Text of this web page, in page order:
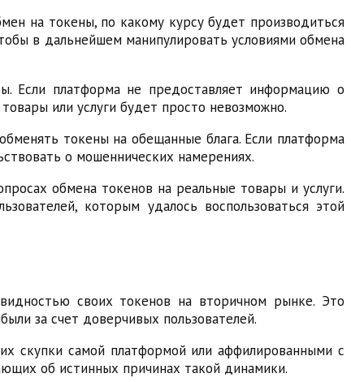
на токены, по какому курсу будет производиться
в дальнейшем манипулировать условиями обмена
Если платформа не предоставляет информацию о
или услуги будет просто невозможно.
токены на обещанные блага. Если платформа
о мошеннических намерениях.
обмена токенов на реальные товары и услуги.
которым удалось воспользоваться этой
своих токенов на вторичном рынке. Это
за счет доверчивых пользователей.
скупки самой платформой или аффилированными с
об истинных причинах такой динамики.